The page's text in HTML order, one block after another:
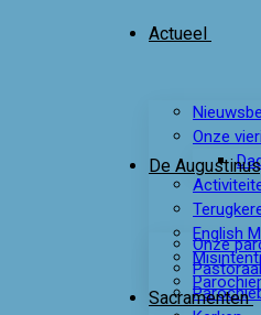
Actueel
Onze
English
De
Onze
Sacramenten